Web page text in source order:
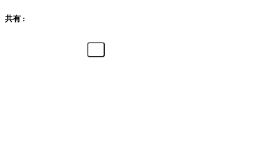
共有 :